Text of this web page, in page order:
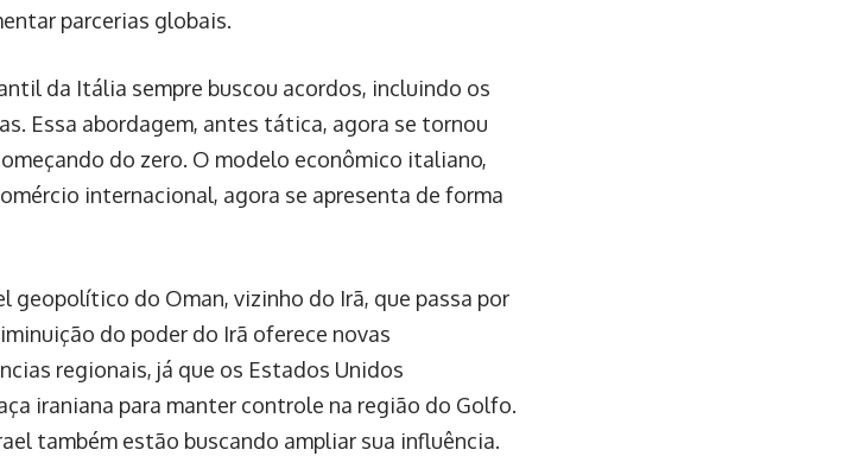
parcerias globais.
da Itália sempre buscou acordos, incluindo os
Essa abordagem, antes tática, agora se tornou
do zero. O modelo econômico italiano,
internacional, agora se apresenta de forma
geopolítico do Oman, vizinho do Irã, que passa por
do poder do Irã oferece novas
regionais, já que os Estados Unidos
iraniana para manter controle na região do Golfo.
também estão buscando ampliar sua influência.